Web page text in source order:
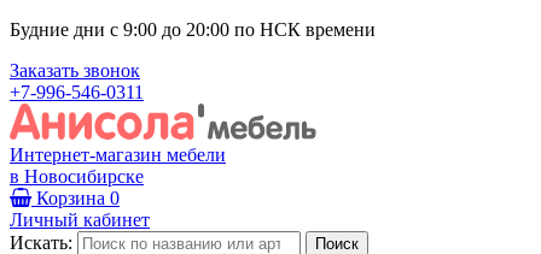
Будние дни с 9:00 до 20:00 по НСК времени
Заказать звонок
+7-996-546-0311
Интернет-магазин мебели
в Новосибирске
Корзина 0
Личный кабинет
Искать: